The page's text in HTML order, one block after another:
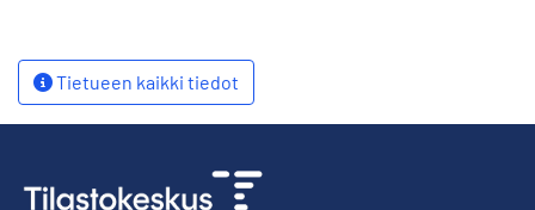
Tietueen kaikki tiedot